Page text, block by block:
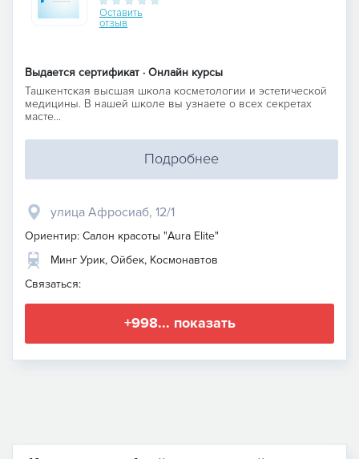
Оставить
отзыв
Выдается сертификат · Онлайн курсы
Ташкентская высшая школа косметологии и эстетической
медицины. В нашей школе вы узнаете о всех секретах
масте...
Подробнее
улица Афросиаб, 12/1
Ориентир: Салон красоты "Aura Elite"
Минг Урик, Ойбек, Космонавтов
Связаться:
+998... показать